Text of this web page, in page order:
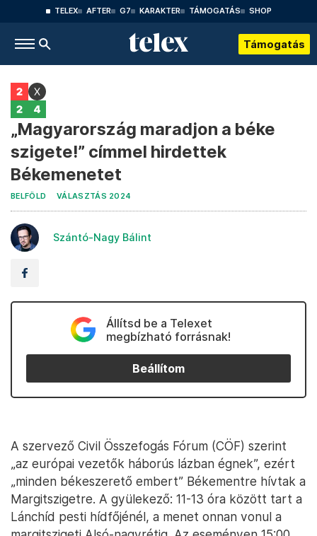
TELEX AFTER G7 KARAKTER TÁMOGATÁS SHOP
Támogatás
„Magyarország maradjon a béke
szigete!” címmel hirdettek
Békemenetet
BELFÖLD VÁLASZTÁS 2024
Szántó-Nagy Bálint
Állítsd be a Telexet
megbízható forrásnak!
Beállítom
A szervező Civil Összefogás Fórum (CÖF) szerint
„az európai vezetők háborús lázban égnek”, ezért
„minden békeszerető embert” Békementre hívtak a
Margitszigetre. A gyülekező: 11-13 óra között tart a
Lánchíd pesti hídfőjénél, a menet onnan vonul a